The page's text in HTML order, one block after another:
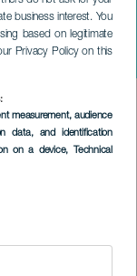
business interest. You
based on legitimate
Privacy Policy on this
measurement, audience
data, and identification
on a device, Technical